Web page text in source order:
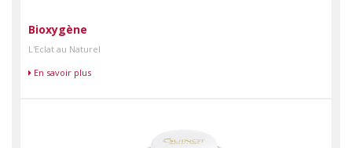
Bioxygène
L'Eclat au Naturel
En savoir plus